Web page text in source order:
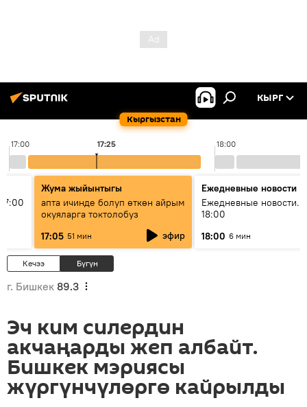
Кыргызстан
КЫРГ
17:00 18:00
17:25
Жума жыйынтыгы
апта ичинде болуп өткөн айрым
окуяларга токтолобуз
17:05 51 мин эфир
Ежедневные новости
Ежедневные новости.
18:00
18:00 6 мин
Кечээ Бүгүн
г. Бишкек 89.3
Эч ким силердин
акчаңарды жеп албайт.
Бишкек мэриясы
жүргүнчүлөргө кайрылды